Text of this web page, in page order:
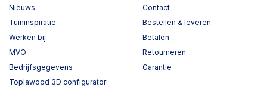
Nieuws
Tuininspiratie
Werken bij
MVO
Bedrijfsgegevens
Toplawood 3D configurator
Contact
Bestellen & leveren
Betalen
Retourneren
Garantie